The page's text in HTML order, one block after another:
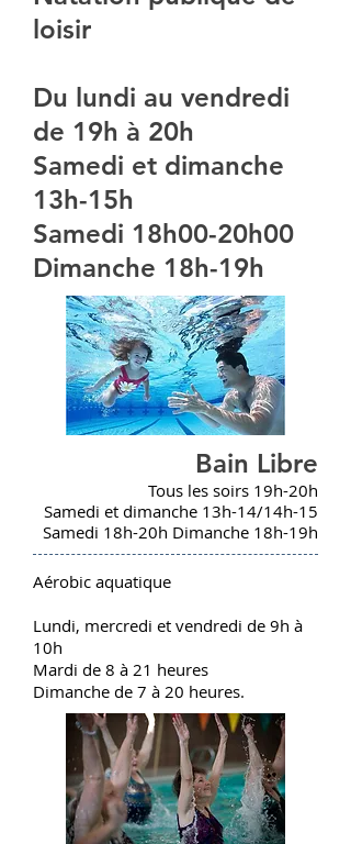
loisir
Du lundi au vendredi
de 19h à 20h
Samedi et dimanche
13h-15h
Samedi 18h00-20h00
Dimanche 18h-19h
Bain Libre
Tous les soirs 19h-20h
Samedi et dimanche 13h-14/14h-15
Samedi 18h-20h Dimanche 18h-19h
Aérobic aquatique
Lundi, mercredi et vendredi de 9h à
10h
Mardi de 8 à 21 heures
Dimanche de 7 à 20 heures.